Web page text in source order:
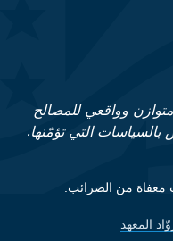
وواقعي للمصالح
التي تؤمّنها.
المعهد